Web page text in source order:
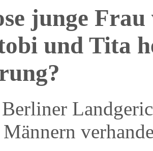
junge Frau
und Tita